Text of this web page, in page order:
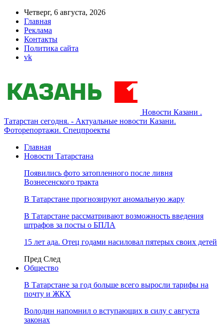
Четверг, 6 августа, 2026
Главная
Реклама
Контакты
Политика сайта
vk
Новости Казани .
Татарстан сегодня. - Актуальные новости Казани.
Фоторепортажи. Спецпроекты
Главная
Новости Татарстана
Появились фото затопленного после ливня
Вознесенского тракта
В Татарстане прогнозируют аномальную жару
В Татарстане рассматривают возможность введения
штрафов за посты о БПЛА
15 лет ада. Отец годами насиловал пятерых своих детей
Пред След
Общество
В Татарстане за год больше всего выросли тарифы на
почту и ЖКХ
Володин напомнил о вступающих в силу с августа
законах